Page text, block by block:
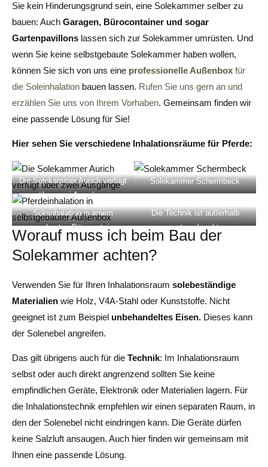
Sie kein Hinderungsgrund sein, eine Solekammer selber zu
bauen: Auch Garagen, Bürocontainer und sogar
Gartenpavillons lassen sich zur Solekammer umrüsten. Und
wenn Sie keine selbstgebaute Solekammer haben wollen,
können Sie sich von uns eine professionelle Außenbox für
die Soleinhalation bauen lassen. Rufen Sie uns gern an und
erzählen Sie uns von Ihrem Vorhaben. Gemeinsam finden wir
eine passende Lösung für Sie!
Hier sehen Sie verschiedene Inhalationsräume für Pferde:
Die Solekammer Aurich verfügt
über zwei Ausgänge
Solekammer Schermbeck
Soleinhalation in einem
umgebauten Bürocontainer
Die Technik ist außerhalb
untergebracht
Worauf muss ich beim Bau der
Solekammer achten?
Verwenden Sie für Ihren Inhalationsraum solebeständige
Materialien wie Holz, V4A-Stahl oder Kunststoffe. Nicht
geeignet ist zum Beispiel unbehandeltes Eisen. Dieses kann
der Solenebel angreifen.
Das gilt übrigens auch für die Technik: Im Inhalationsraum
selbst oder auch direkt angrenzend sollten Sie keine
empfindlichen Geräte, Elektronik oder Materialien lagern. Für
die Inhalationstechnik empfehlen wir einen separaten Raum, in
den der Solenebel nicht eindringen kann. Die Geräte dürfen
keine Salzluft ansaugen. Auch hier finden wir gemeinsam mit
Ihnen eine passende Lösung.